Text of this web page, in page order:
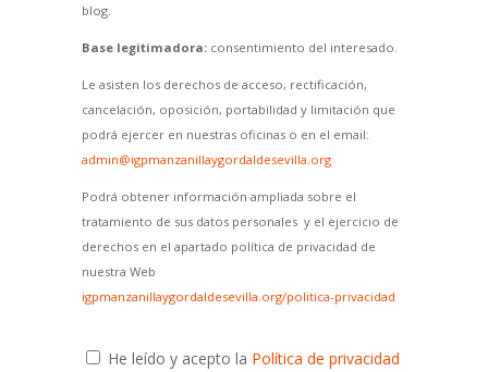
blog.
Base legitimadora:consentimiento del interesado.
Le asisten los derechos de acceso, rectificación,
cancelación, oposición, portabilidad y limitación que
podrá ejercer en nuestras oficinas o en el email:
admin@igpmanzanillaygordaldesevilla.org
Podrá obtener información ampliada sobre el
tratamiento de sus datos personales y el ejercicio de
derechos en el apartado política de privacidad de
nuestra Web
igpmanzanillaygordaldesevilla.org/politica-privacidad
He leído y acepto la Política de privacidad